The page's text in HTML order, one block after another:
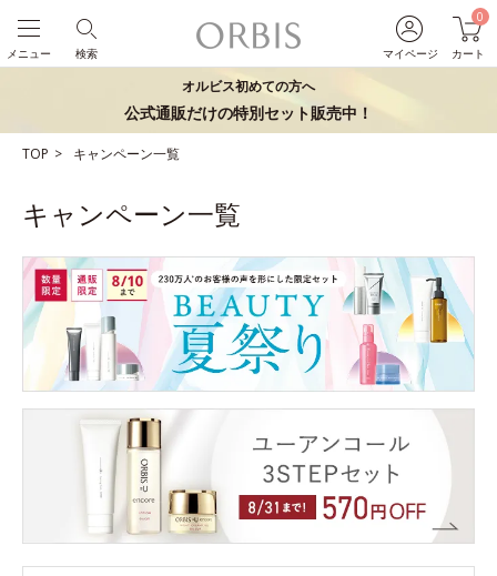
マイページ
0
カート
検索
メニュー
オルビス初めての方へ
公式通販だけの特別セット販売中！
TOP キャンペーン一覧
キャンペーン一覧